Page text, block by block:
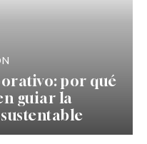
por qué
guiar la